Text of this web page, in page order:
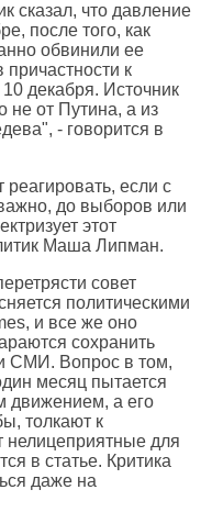
сказал, что давление
после того, как
обвинили ее
причастности к
декабря. Источник
не от Путина, а из
- говорится в
если с
до выборов или
этот
Маша Липман.
совет
политическими
, и все же оно
сохранить
СМИ. Вопрос в том,
месяц пытается
движением, а его
толкают к
для
в статье. Критика
даже на